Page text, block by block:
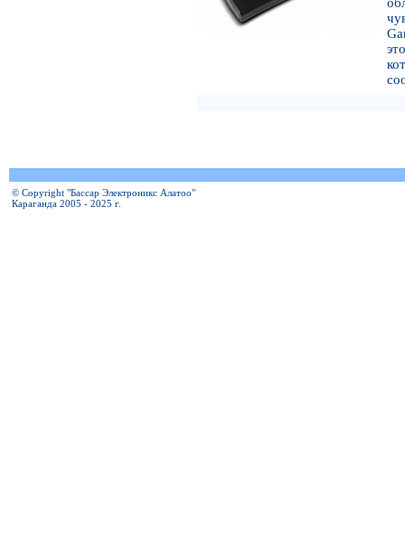
© Copyright "Бассар Электроникс Алатоо"
Караганда 2005 - 2025 г.